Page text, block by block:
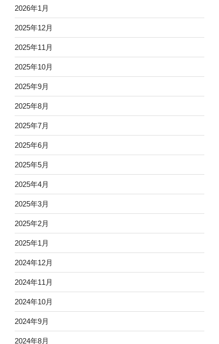
2026年1月
2025年12月
2025年11月
2025年10月
2025年9月
2025年8月
2025年7月
2025年6月
2025年5月
2025年4月
2025年3月
2025年2月
2025年1月
2024年12月
2024年11月
2024年10月
2024年9月
2024年8月